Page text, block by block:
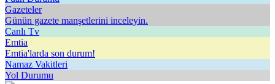
Gazeteler
Günün gazete manşetlerini inceleyin.
Canlı Tv
Emtia
Emtia'larda son durum!
Namaz Vakitleri
Yol Durumu